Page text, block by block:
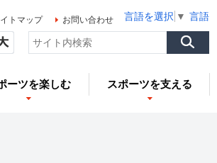
トマップ お問い合わせ 言語を選択 ▼ 言語
ーツを楽しむ スポーツを支える